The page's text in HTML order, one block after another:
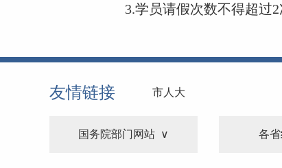
3.学员请假次数不得超过2
友情链接 市人大
国务院部门网站 各